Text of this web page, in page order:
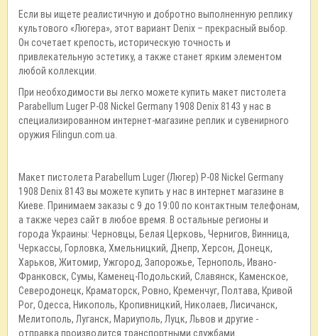
Если вы ищете реалистичную и добротно выполненную реплику
культового «Люгера», этот вариант Denix – прекрасный выбор.
Он сочетает крепость, историческую точность и
привлекательную эстетику, а также станет ярким элементом
любой коллекции.
При необходимости вы легко можете купить макет пистолета
Parabellum Luger P-08 Nickel Germany 1908 Denix 8143 у нас в
специализированном интернет-магазине реплик и сувенирного
оружия Filingun.com.ua.
Макет пистолета Parabellum Luger (Люгер) P-08 Nickel Germany
1908 Denix 8143 вы можете купить у нас в интернет магазине в
Киеве. Принимаем заказы с 9 до 19:00 по контактным телефонам,
а также через сайт в любое время. В остальные регионы и
города Украины: Черновцы, Белая Церковь, Чернигов, Винница,
Черкассы, Горловка, Хмельницкий, Днепр, Херсон, Донецк,
Харьков, Житомир, Ужгород, Запорожье, Тернополь, Ивано-
Франковск, Сумы, Каменец-Подольский, Славянск, Каменское,
Северодонецк, Краматорск, Ровно, Кременчуг, Полтава, Кривой
Рог, Одесса, Никополь, Кропивницкий, Николаев, Лисичанск,
Мелитополь, Луганск, Мариуполь, Луцк, Львов и другие -
отправка производится транспортными службами.